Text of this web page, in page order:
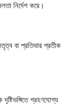
নির্দেশ করে।
বা প্রতিভার প্রতীক
গ্রহণযোগ্য